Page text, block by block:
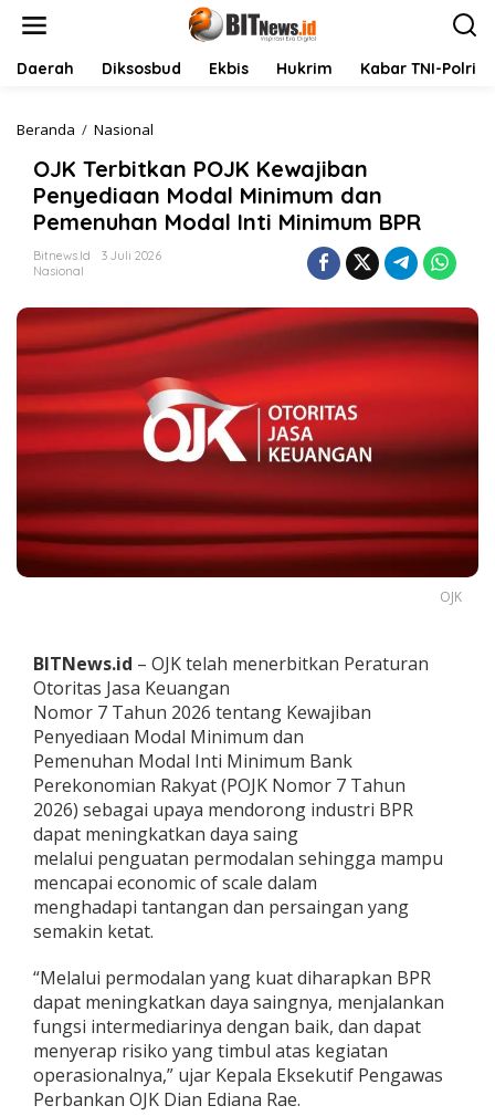
Daerah Diksosbud Ekbis Hukrim Kabar TNI-Polri
Beranda / Nasional
K
T
e
r
b
k
a
n
O
K
K
e
w
a
j
i
b
n
y
e
i
a
a
n
M
o
d
a
l
i
m
u
m
a
n
OJK Terbitkan POJK Kewajiban
Penyediaan Modal Minimum dan
Pemenuhan Modal Inti Minimum BPR
Bitnews.id
3 Juli 2026
Nasional
OJK
BITNews.id – OJK telah menerbitkan Peraturan
Otoritas Jasa Keuangan
Nomor 7 Tahun 2026 tentang Kewajiban
Penyediaan Modal Minimum dan
Pemenuhan Modal Inti Minimum Bank
Perekonomian Rakyat (POJK Nomor 7 Tahun
2026) sebagai upaya mendorong industri BPR
dapat meningkatkan daya saing
melalui penguatan permodalan sehingga mampu
mencapai economic of scale dalam
menghadapi tantangan dan persaingan yang
semakin ketat.
“Melalui permodalan yang kuat diharapkan BPR
dapat meningkatkan daya saingnya, menjalankan
fungsi intermediarinya dengan baik, dan dapat
menyerap risiko yang timbul atas kegiatan
operasionalnya,” ujar Kepala Eksekutif Pengawas
Perbankan OJK Dian Ediana Rae.